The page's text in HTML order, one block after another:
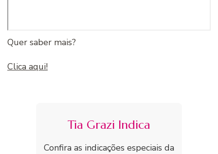
Quer saber mais?
Clica aqui!
Tia Grazi Indica
Confira as indicações especiais da